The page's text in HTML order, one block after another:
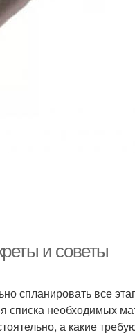
и советы
спланировать все
списка необходимых
а какие